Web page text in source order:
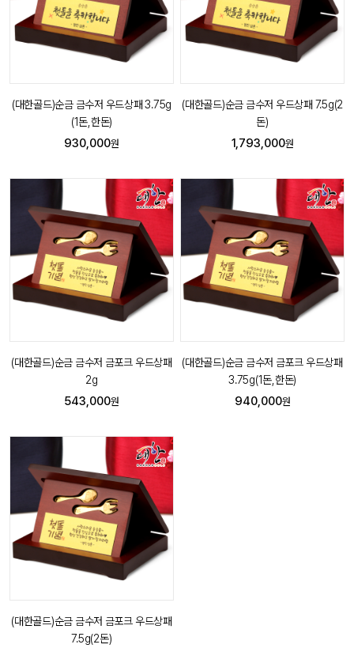
(대한골드)순금 금수저 우드상패 3.75g
(1돈,한돈)
930,000원
(대한골드)순금 금수저 우드상패 7.5g(2
돈)
1,793,000원
(대한골드)순금 금수저 금포크 우드상패
2g
543,000원
(대한골드)순금 금수저 금포크 우드상패
3.75g(1돈,한돈)
940,000원
(대한골드)순금 금수저 금포크 우드상패
7.5g(2돈)